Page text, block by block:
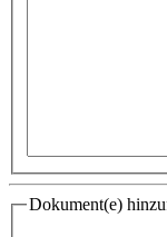
Dokument(e)